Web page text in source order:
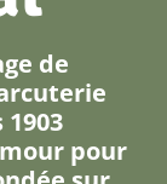
de
pour